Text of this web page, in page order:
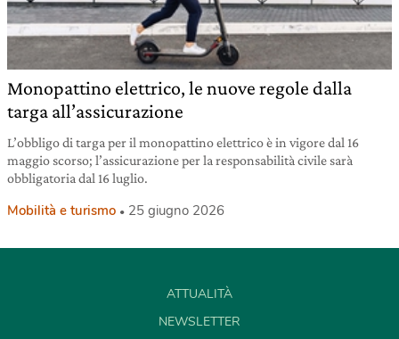
Monopattino elettrico, le nuove regole dalla
targa all’assicurazione
L’obbligo di targa per il monopattino elettrico è in vigore dal 16
maggio scorso; l’assicurazione per la responsabilità civile sarà
obbligatoria dal 16 luglio.
Mobilità e turismo 25 giugno 2026
ATTUALITÀ
NEWSLETTER